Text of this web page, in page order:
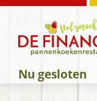
Spring
hoofdnavigatie
Door
inhoud
Spring
voettekst
Financiën
-smaak
Nu gesloten